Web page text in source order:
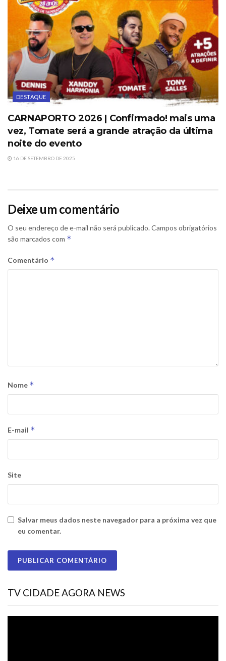
DESTAQUE
CARNAPORTO 2026 | Confirmado! mais uma
vez, Tomate será a grande atração da última
noite do evento
16 DE SETEMBRO DE 2025
Deixe um comentário
O seu endereço de e-mail não será publicado. Campos obrigatórios
são marcados com *
Comentário *
Nome *
E-mail *
Site
Salvar meus dados neste navegador para a próxima vez que
eu comentar.
TV CIDADE AGORA NEWS